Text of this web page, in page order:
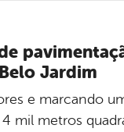
Jardim
e marcando
mil metros